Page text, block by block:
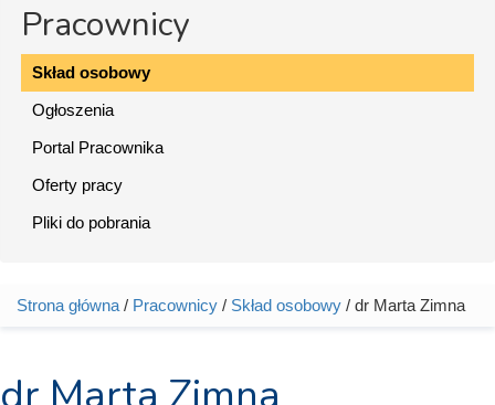
Pracownicy
Skład osobowy
Ogłoszenia
Portal Pracownika
Oferty pracy
Pliki do pobrania
Jesteś tutaj
Strona główna / Pracownicy / Skład osobowy / dr Marta Zimna